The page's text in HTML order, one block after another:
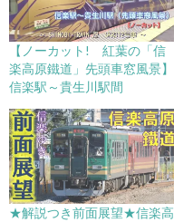
【ノーカット! 紅葉の「信
楽高原鐵道」先頭車窓風景】
信楽駅～貴生川駅間
★解説つき前面展望★信楽高